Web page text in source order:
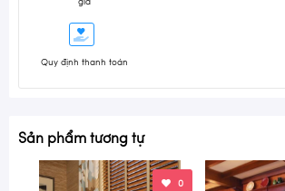
giả
Quy định thanh toán
Sản phẩm tương tự
0